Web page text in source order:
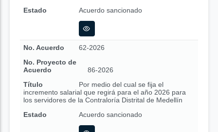
Estado
Acuerdo sancionado
No. Acuerdo
62-2026
No. Proyecto de
Acuerdo
86-2026
Título
Por medio del cual se fija el
incremento salarial que regirá para el año 2026 para
los servidores de la Contraloría Distrital de Medellín
Estado
Acuerdo sancionado